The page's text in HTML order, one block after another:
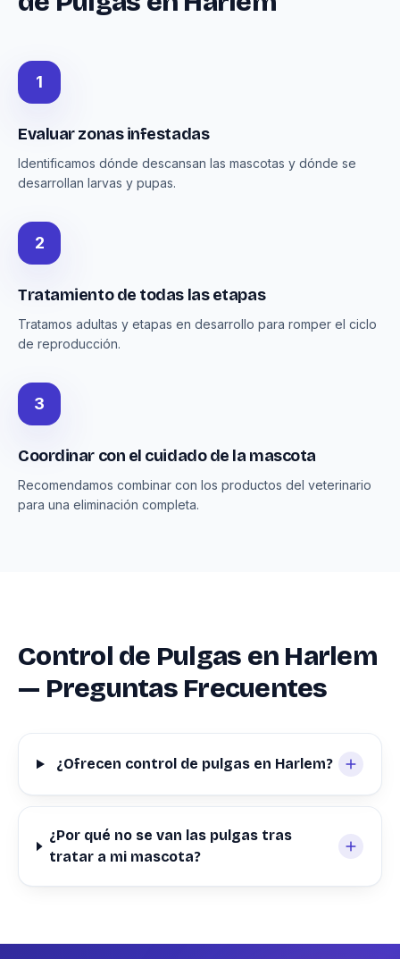
1
Evaluar zonas infestadas
Identificamos dónde descansan las mascotas y dónde se
desarrollan larvas y pupas.
2
Tratamiento de todas las etapas
Tratamos adultas y etapas en desarrollo para romper el ciclo
de reproducción.
3
Coordinar con el cuidado de la mascota
Recomendamos combinar con los productos del veterinario
para una eliminación completa.
Control de Pulgas en Harlem
— Preguntas Frecuentes
¿Ofrecen control de pulgas en Harlem?
¿Por qué no se van las pulgas tras
tratar a mi mascota?